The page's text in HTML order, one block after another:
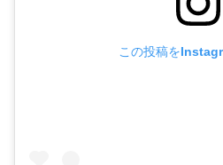
この投稿を